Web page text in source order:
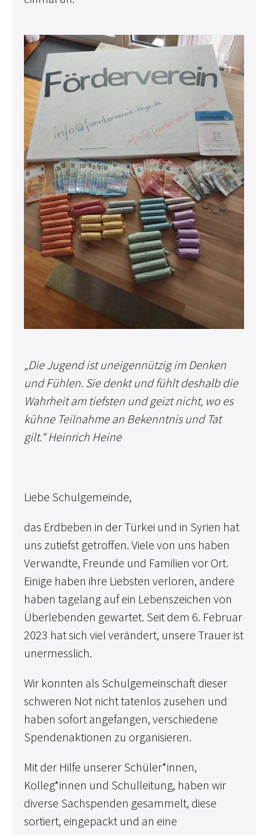
„Die Jugend ist uneigennützig im Denken
und Fühlen. Sie denkt und fühlt deshalb die
Wahrheit am tiefsten und geizt nicht, wo es
kühne Teilnahme an Bekenntnis und Tat
gilt.“ Heinrich Heine
Liebe Schulgemeinde,
das Erdbeben in der Türkei und in Syrien hat
uns zutiefst getroffen. Viele von uns haben
Verwandte, Freunde und Familien vor Ort.
Einige haben ihre Liebsten verloren, andere
haben tagelang auf ein Lebenszeichen von
Überlebenden gewartet. Seit dem 6. Februar
2023 hat sich viel verändert, unsere Trauer ist
unermesslich.
Wir konnten als Schulgemeinschaft dieser
schweren Not nicht tatenlos zusehen und
haben sofort angefangen, verschiedene
Spendenaktionen zu organisieren.
Mit der Hilfe unserer Schüler*innen,
Kolleg*innen und Schulleitung, haben wir
diverse Sachspenden gesammelt, diese
sortiert, eingepackt und an eine